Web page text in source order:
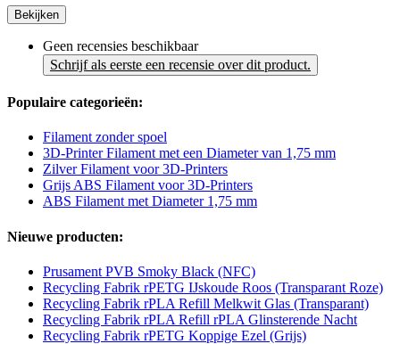
Bekijken
Geen recensies beschikbaar
Schrijf als eerste een recensie over dit product.
Populaire categorieën:
Filament zonder spoel
3D-Printer Filament met een Diameter van 1,75 mm
Zilver Filament voor 3D-Printers
Grijs ABS Filament voor 3D-Printers
ABS Filament met Diameter 1,75 mm
Nieuwe producten:
Prusament PVB Smoky Black (NFC)
Recycling Fabrik rPETG IJskoude Roos (Transparant Roze)
Recycling Fabrik rPLA Refill Melkwit Glas (Transparant)
Recycling Fabrik rPLA Refill rPLA Glinsterende Nacht
Recycling Fabrik rPETG Koppige Ezel (Grijs)